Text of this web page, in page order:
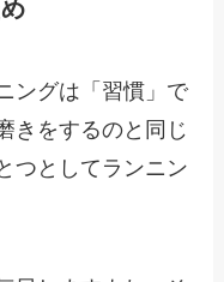
ングは「習慣」で
きをするのと同じ
つとしてランニン